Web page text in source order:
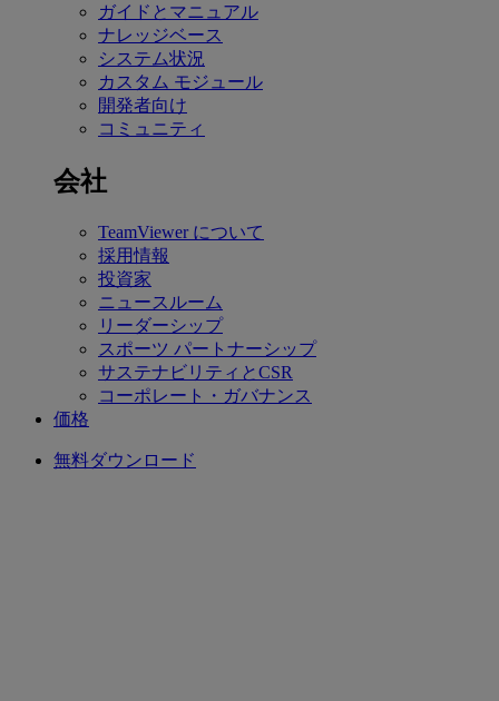
ガイドとマニュアル
ナレッジベース
システム状況
カスタム モジュール
開発者向け
コミュニティ
会社
TeamViewer について
採用情報
投資家
ニュースルーム
リーダーシップ
スポーツ パートナーシップ
サステナビリティとCSR
コーポレート・ガバナンス
価格
無料ダウンロード